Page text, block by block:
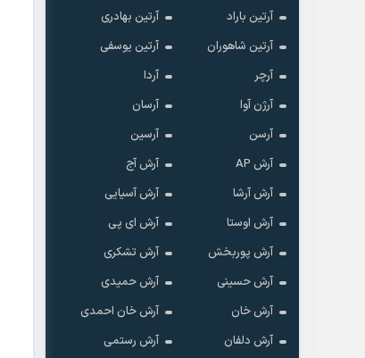
آرتین باراد
آرتین بهادری
آرتین شاهوران
آرتین یوسفی
آرچر
آردا
آرژن آوا
آرسان
آرسن
آرسین
آرش AP
آرش آج
آرش آرشا
آرش آسیایی
آرش اوستا
آرش ای پی
آرش پوربخش
آرش تشکری
آرش حسینی
آرش حمیدی
آرش خان
آرش خان احمدی
آرش دلفان
آرش رستمى